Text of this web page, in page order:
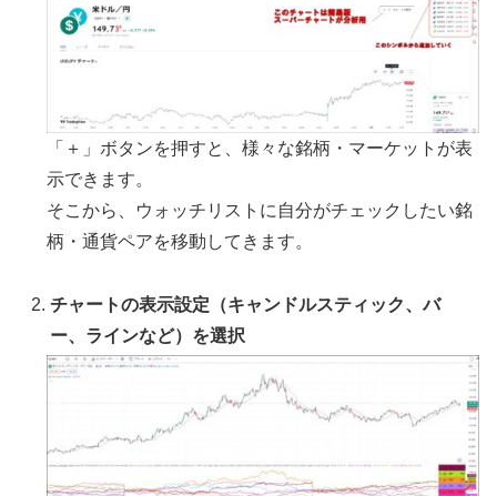
「＋」ボタンを押すと、様々な銘柄・マーケットが表
示できます。
そこから、ウォッチリストに自分がチェックしたい銘
柄・通貨ペアを移動してきます。
チャートの表示設定（キャンドルスティック、バ
ー、ラインなど）を選択